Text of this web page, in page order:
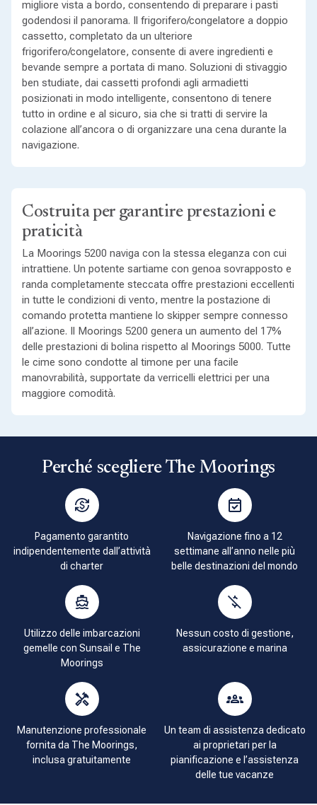
migliore vista a bordo, consentendo di preparare i pasti
godendosi il panorama. Il frigorifero/congelatore a doppio
cassetto, completato da un ulteriore
frigorifero/congelatore, consente di avere ingredienti e
bevande sempre a portata di mano. Soluzioni di stivaggio
ben studiate, dai cassetti profondi agli armadietti
posizionati in modo intelligente, consentono di tenere
tutto in ordine e al sicuro, sia che si tratti di servire la
colazione all’ancora o di organizzare una cena durante la
navigazione.
Costruita per garantire prestazioni e
praticità
La Moorings 5200 naviga con la stessa eleganza con cui
intrattiene. Un potente sartiame con genoa sovrapposto e
randa completamente steccata offre prestazioni eccellenti
in tutte le condizioni di vento, mentre la postazione di
comando protetta mantiene lo skipper sempre connesso
all’azione. Il Moorings 5200 genera un aumento del 17%
delle prestazioni di bolina rispetto al Moorings 5000. Tutte
le cime sono condotte al timone per una facile
manovrabilità, supportate da verricelli elettrici per una
maggiore comodità.
Perché scegliere The Moorings
Pagamento garantito
indipendentemente dall’attività
di charter
Navigazione fino a 12
settimane all’anno nelle più
belle destinazioni del mondo
Utilizzo delle imbarcazioni
gemelle con Sunsail e The
Moorings
Nessun costo di gestione,
assicurazione e marina
Manutenzione professionale
fornita da The Moorings,
inclusa gratuitamente
Un team di assistenza dedicato
ai proprietari per la
pianificazione e l’assistenza
delle tue vacanze